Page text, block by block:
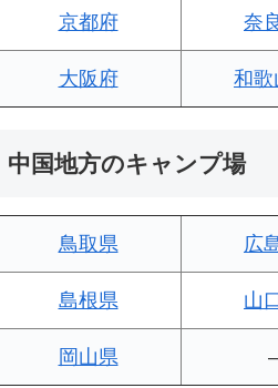
京都府 奈
大阪府 和歌
中国地方のキャンプ場
鳥取県 広
島根県 山
岡山県 –